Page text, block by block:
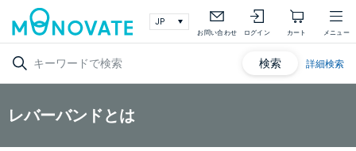
お問い合わせ ログイン カート メニュー
検索 詳細検索
レバーバンドとは